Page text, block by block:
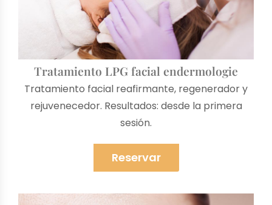
Tratamiento LPG facial endermologie
Tratamiento facial reafirmante, regenerador y
rejuvenecedor. Resultados: desde la primera
sesión.
Reservar